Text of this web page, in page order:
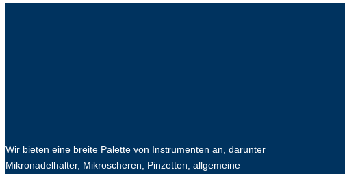
Wir bieten eine breite Palette von Instrumenten an, darunter
Mikronadelhalter, Mikroscheren, Pinzetten, allgemeine